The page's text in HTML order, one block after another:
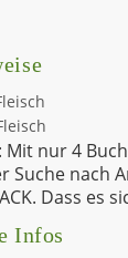
Mit nur 4
Suche nach
Dass es
Infos